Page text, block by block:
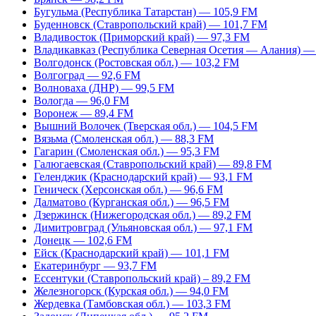
Бугульма (Республика Татарстан) — 105,9 FM
Буденновск (Ставропольский край) — 101,7 FM
Владивосток (Приморский край) — 97,3 FM
Владикавказ (Республика Северная Осетия — Алания)
Волгодонск (Ростовская обл.) — 103,2 FM
Волгоград — 92,6 FM
Волноваха (ДНР) — 99,5 FM
Вологда — 96,0 FM
Воронеж — 89,4 FM
Вышний Волочек (Тверская обл.) — 104,5 FM
Вязьма (Смоленская обл.) — 88,3 FM
Гагарин (Смоленская обл.) — 95,3 FM
Галюгаевская (Ставропольский край) — 89,8 FM
Геленджик (Краснодарский край) — 93,1 FM
Геническ (Херсонская обл.) — 96,6 FM
Далматово (Курганская обл.) — 96,5 FM
Дзержинск (Нижегородская обл.) — 89,2 FM
Димитровград (Ульяновская обл.) — 97,1 FM
Донецк — 102,6 FM
Ейск (Краснодарский край) — 101,1 FM
Екатеринбург — 93,7 FM
Ессентуки (Ставропольский край) – 89,2 FM
Железногорск (Курская обл.) — 94,0 FM
Жердевка (Тамбовская обл.) — 103,3 FM